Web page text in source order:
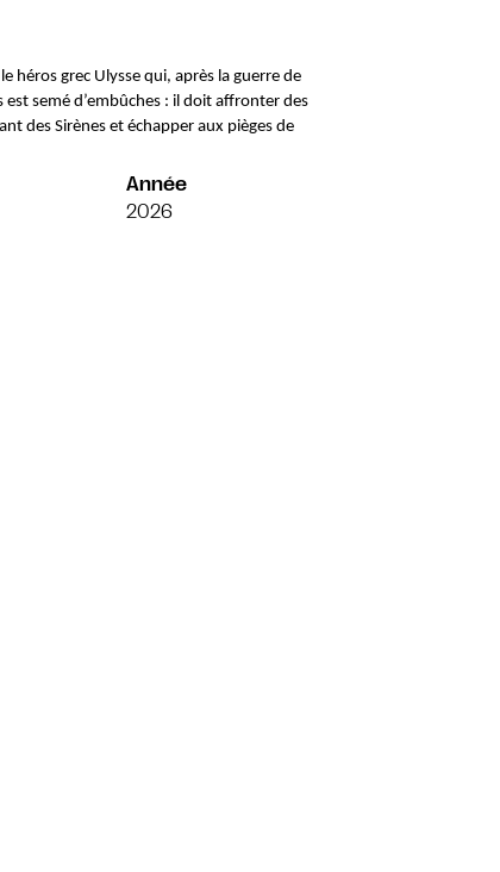
héros grec Ulysse qui, après la guerre de
semé d’embûches : il doit affronter des
des Sirènes et échapper aux pièges de
Année
2026